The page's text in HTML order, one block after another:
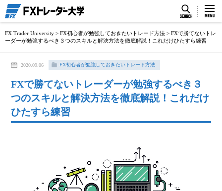
FX Trader University > FX初心者が勉強しておきたいトレード方法 > FXで勝てないトレ
ーダーが勉強するべき３つのスキルと解決方法を徹底解説！これだけひたすら練習
2020.09.06 FX初心者が勉強しておきたいトレード方法
FXで勝てないトレーダーが勉強するべき３
つのスキルと解決方法を徹底解説！これだけ
ひたすら練習